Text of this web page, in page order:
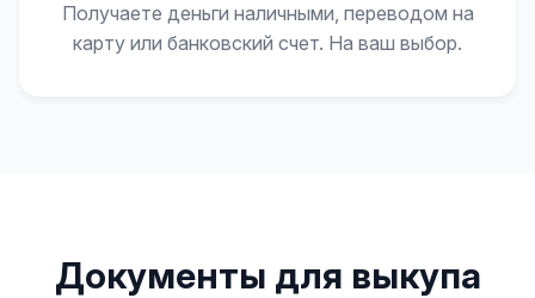
Получаете деньги наличными, переводом на
карту или банковский счет. На ваш выбор.
Документы для выкупа